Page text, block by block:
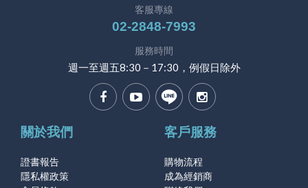
客服專線
02-2848-7993
服務時間
週一至週五8:30－17:30，例假日除外
關於我們
證書報告
隱私權政策
客戶服務
購物流程
成為經銷商